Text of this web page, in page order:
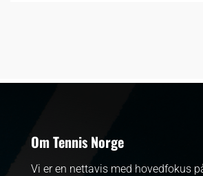
Om Tennis Norge
Vi er en nettavis med hovedfokus